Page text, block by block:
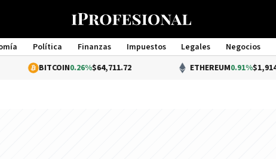
Política Finanzas Impuestos Legales Negocios
Management
0.26%$64,711.72 ETHEREUM 0.91%$1,914.97